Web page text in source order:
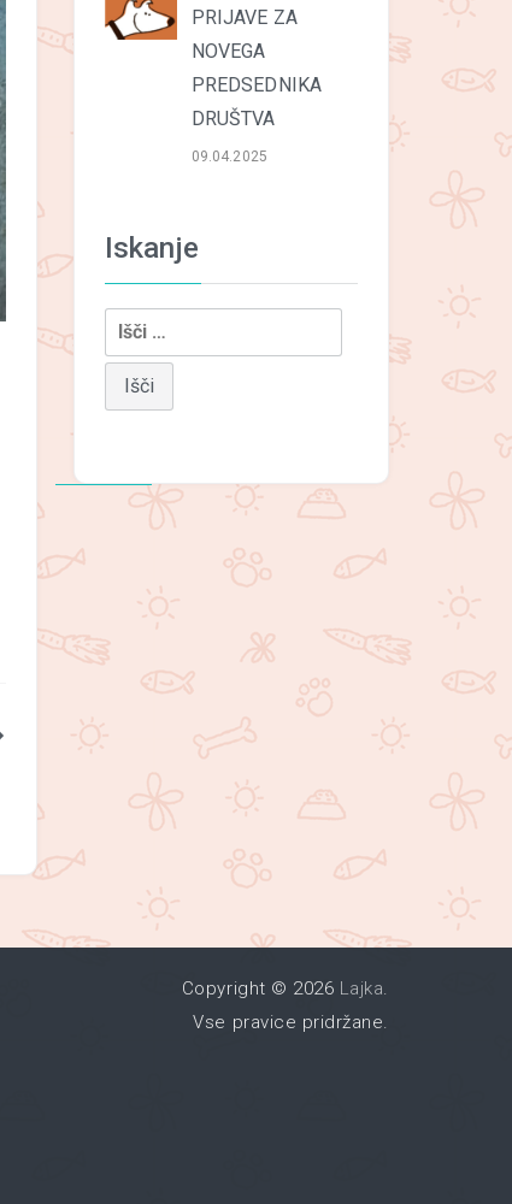
PRIJAVE ZA
NOVEGA
PREDSEDNIKA
DRUŠTVA
09.04.2025
Iskanje
Išči:
Copyright © 2026 Lajka.
Vse pravice pridržane.